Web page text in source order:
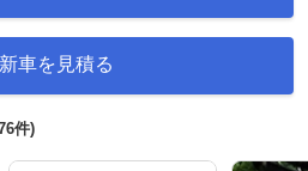
新車を見積る
件)